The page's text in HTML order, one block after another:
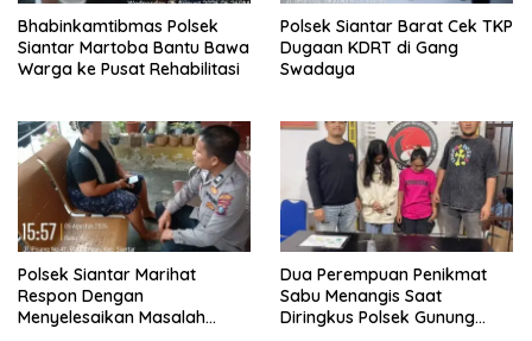
Bhabinkamtibmas Polsek
Siantar Martoba Bantu Bawa
Warga ke Pusat Rehabilitasi
Polsek Siantar Barat Cek TKP
Dugaan KDRT di Gang
Swadaya
Polsek Siantar Marihat
Respon Dengan
Menyelesaikan Masalah
Dua Perempuan Penikmat
Sabu Menangis Saat
Diringkus Polsek Gunung